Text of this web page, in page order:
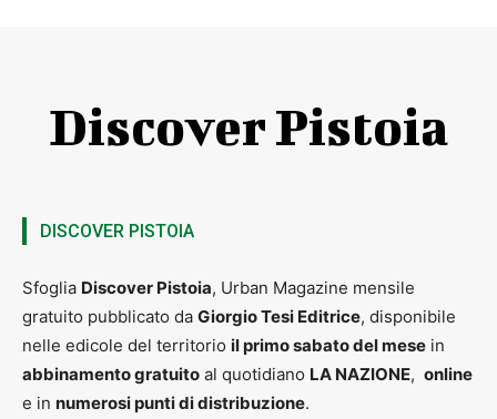
Discover Pistoia
DISCOVER PISTOIA
Sfoglia Discover Pistoia, Urban Magazine mensile
gratuito pubblicato da Giorgio Tesi Editrice, disponibile
nelle edicole del territorio il primo sabato del mese in
abbinamento gratuito al quotidiano LA NAZIONE, online
e in numerosi punti di distribuzione.